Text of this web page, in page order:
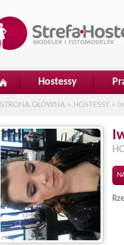
Hostessy
STRONA GŁÓWNA » HOSTESSY »